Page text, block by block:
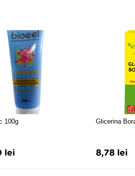
100g
lei
Glicerina
8,78 lei